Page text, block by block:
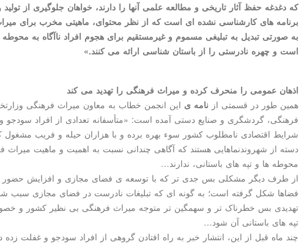
که دغدغه حفظ آثار تاریخی و مطالعه علمی آنها را دارند، خواهان جلوگیری از
برنامه ­های کارشناسی­ نشده ­ای است که از نظر محتوای، ماهیتی مخرب برای
به صورتی تبدیل به تبلیغی مسموم و غیرمستقیم برای هجوم افراد ناآگاه به
است و چهره نادرستی را از باستان­ شناسی ارائه می ­کنند.»
اذهان عمومی را منحرف کرده و میراث فرهنگی را تهدید می کند
همین طور در قسمتی از نامه ی این انجمن خطاب به معاون میراث فرهنگی
فرهنگی، گردشگری و صنایع دستی آمده است: «متأسفانه تعدادی از افراد
شرایط اقتصادی نامطلوب کشور سوء بهره برده و با هزاران حیله و فریب مشغول
دسته از شهروندنماهایی هستند که آگاهی چندانی نسبت به اهمیت و ماهیت
محوطه ها و تپه های باستانی، ندارند…
از طرف دیگر مشکلی بس جدی ­تر که با توسعه ی فضای مجازی و افزایش حضور
فضاها شکل گرفته است؛ به گونه ­ای که تبلیغات نادرست در فضای مجازی سبب
تهدیدی بس خطرناک تر و سهمگین تر متوجه میراث فرهنگی بی نظیر کشور و
تپه های باستانی آن شود…
چند ماه قبل از این، انتشار خبر به راه افتادن گروهی از افراد سودجو و غفلت زده